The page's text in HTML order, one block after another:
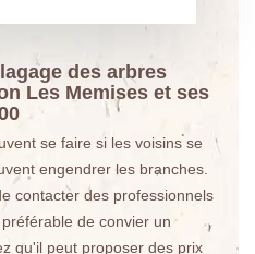
des arbres
Les Memises et ses
se faire si les voisins se
engendrer les branches.
contacter des professionnels
de convier un
qu'il peut proposer des prix